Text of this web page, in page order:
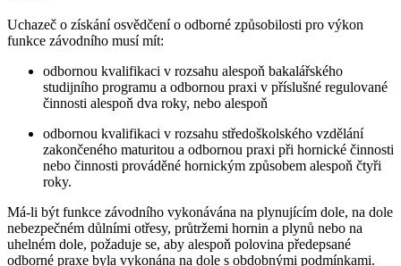
Uchazeč o získání osvědčení o odborné způsobilosti pro výkon
funkce závodního musí mít:
odbornou kvalifikaci v rozsahu alespoň bakalářského
studijního programu a odbornou praxi v příslušné regulované
činnosti alespoň dva roky, nebo alespoň
odbornou kvalifikaci v rozsahu středoškolského vzdělání
zakončeného maturitou a odbornou praxi při hornické činnosti
nebo činnosti prováděné hornickým způsobem alespoň čtyři
roky.
Má-li být funkce závodního vykonávána na plynujícím dole, na dole
nebezpečném důlními otřesy, průtržemi hornin a plynů nebo na
uhelném dole, požaduje se, aby alespoň polovina předepsané
odborné praxe byla vykonána na dole s obdobnými podmínkami.